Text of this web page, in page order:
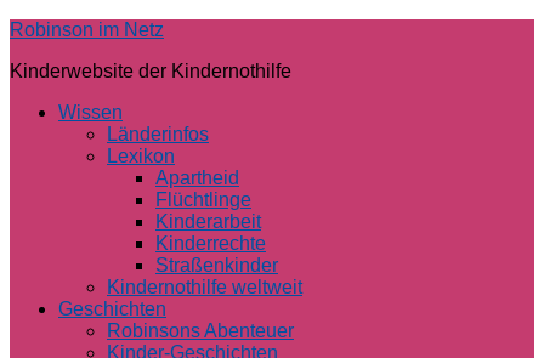
Skip
content
Robinson im Netz
Kinderwebsite der Kindernothilfe
Wissen
Länderinfos
Lexikon
Apartheid
Flüchtlinge
Kinderarbeit
Kinderrechte
Straßenkinder
Kindernothilfe weltweit
Geschichten
Robinsons Abenteuer
Kinder-Geschichten